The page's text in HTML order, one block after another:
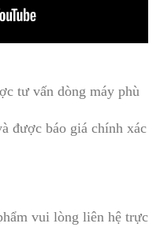
tư vấn dòng máy phù
được báo giá chính xác
vui lòng liên hệ trực